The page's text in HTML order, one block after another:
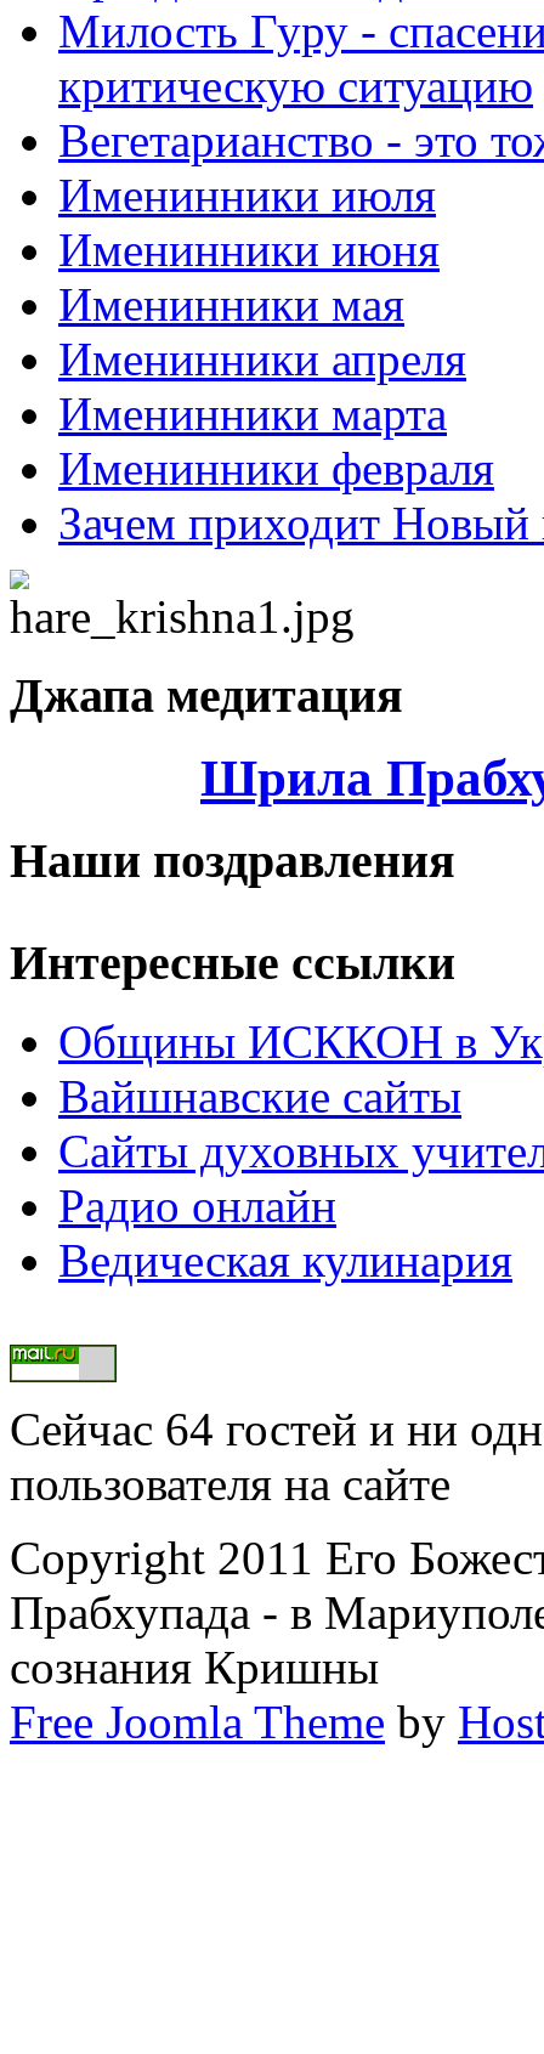
Милость Гуру -
критическую ситуацию
Вегетарианство - это
Именинники июля
Именинники июня
Именинники мая
Именинники апреля
Именинники марта
Именинники февраля
Зачем приходит Новый
Джапа медитация
Шрила
Наши поздравления
Интересные ссылки
Общины ИСККОН в
Вайшнавские сайты
Сайты духовных
Радио онлайн
Ведическая кулинария
Сейчас 64 гостей и ни
пользователя на сайте
Copyright 2011 Его
Прабхупада - в
сознания Кришны
Free Joomla Theme by